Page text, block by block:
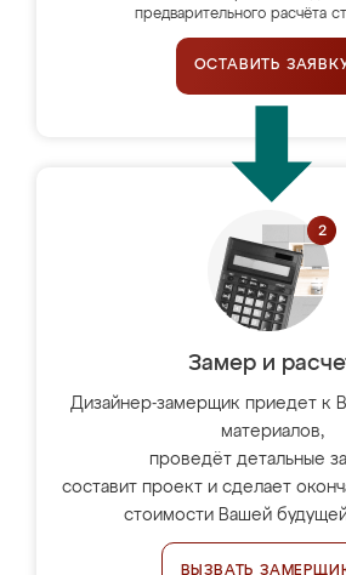
предварительного расчёта
ОСТАВИТЬ
Замер и
Дизайнер-замерщик приедет к
материалов,
проведёт детальные
составит проект и сделает
стоимости Вашей
ВЫЗВАТЬ